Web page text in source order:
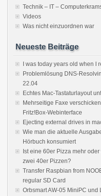
Technik – IT –
Videos
Was nicht einzuordnen war
Neueste Beiträge
I was today years old when I
Problemlösung DNS-
22.04
Echtes Mac-Tastaturlayout
Mehrseitige Faxe
Fritz!Box-Webinterface
Ejecting external drives in
Wie man die aktuelle
Hörbuch konsumiert
Ist eine 60er Pizza mehr
zwei 40er Pizzen?
Transfer Raspbian from
regular SD Card
Orbsmart AW-05 MiniPC und